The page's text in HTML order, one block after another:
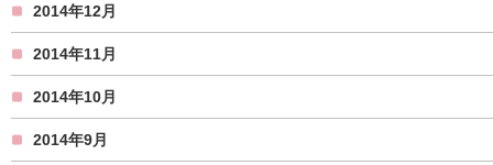
2014年12月
2014年11月
2014年10月
2014年9月